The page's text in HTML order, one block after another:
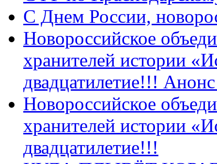
C Днем России,
Новороссийское
хранителей истории
двадцатилетие!!!
Новороссийское
хранителей истории
двадцатилетие!!!